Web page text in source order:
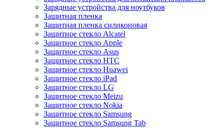
Зарядные устройства для ноутбуков
Защитная пленка
Защитная пленка силиконовая
Защитное стекло Alcatel
Защитное стекло Apple
Защитное стекло Asus
Защитное стекло HTC
Защитное стекло Huawei
Защитное стекло iPad
Защитное стекло LG
Защитное стекло Meizu
Защитное стекло Nokia
Защитное стекло Samsung
Защитное стекло Samsung Tab